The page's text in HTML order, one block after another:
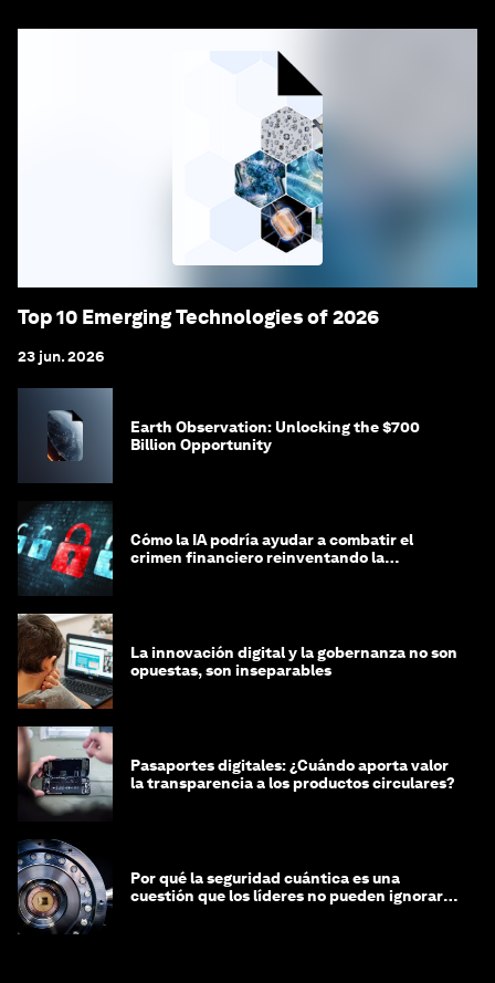
Top 10 Emerging Technologies of 2026
23 jun. 2026
Earth Observation: Unlocking the $700
Billion Opportunity
Cómo la IA podría ayudar a combatir el
crimen financiero reinventando la
La innovación digital y la gobernanza no son
opuestas, son inseparables
Pasaportes digitales: ¿Cuándo aporta valor
la transparencia a los productos circulares?
Por qué la seguridad cuántica es una
cuestión que los líderes no pueden ignorar